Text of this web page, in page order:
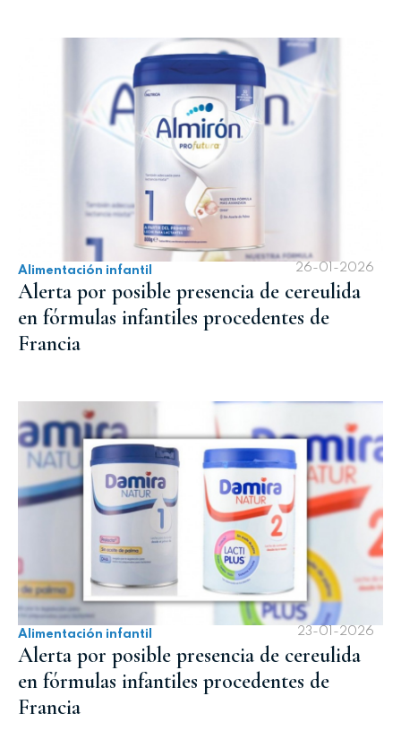
Alimentación infantil 26-01-2026
Alerta por posible presencia de cereulida
en fórmulas infantiles procedentes de
Francia
Alimentación infantil 23-01-2026
Alerta por posible presencia de cereulida
en fórmulas infantiles procedentes de
Francia